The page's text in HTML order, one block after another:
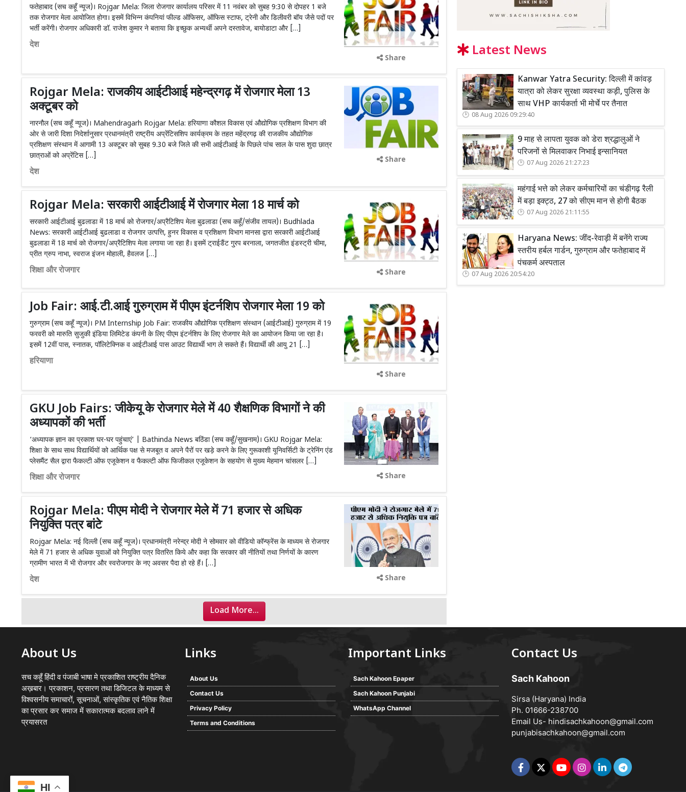
फतेहाबाद (सच कहूँ न्यूज)। Rojgar Mela: जिला रोजगार कार्यालय परिसर में 11 नवंबर को सुबह 9:30 से दोपहर 1 बजे
तक रोजगार मेला आयोजित होगा। इसमें विभिन्न कंपनियां फील्ड ऑफिसर, ऑफिस स्टाफ, ट्रेनी और डिलीवरी बॉय जैसे पदों पर
भर्ती करेंगी। रोजगार अधिकारी डॉ. राजेश कुमार ने बताया कि इच्छुक अभ्यर्थी अपने दस्तावेज, बायोडाटा और […]
देश
Share
Rojgar Mela: राजकीय आईटीआई महेन्द्रगढ़ में रोजगार मेला 13
अक्टूबर को
नारनौल (सच कहूँ न्यूज)। Mahendragarh Rojgar Mela: हरियाणा कौशल विकास एवं औद्योगिक प्रशिक्षण विभाग की
ओर से जारी दिशा निदेर्शानुसार प्रधानमंत्री राष्ट्रीय अप्रेंटिसशिप कार्यक्रम के तहत महेंद्रगढ़ की राजकीय औद्योगिक
प्रशिक्षण संस्थान में आगामी 13 अक्टूबर को सुबह 9.30 बजे जिले की सभी आईटीआई के पिछले पांच साल के पास शुदा छात्र
छात्राओं को अप्रेंटिस […]
देश
Share
Rojgar Mela: सरकारी आईटीआई में रोजगार मेला 18 मार्च को
सरकारी आईटीआई बुढलाडा में 18 मार्च को रोजगार/अप्रैटिशिप मेला बुढलाडा (सच कहूँ/संजीव तायल)। Budhlada
News: सरकारी आईटीआई बुढलाडा व रोजगार उत्पत्ति, हुनर विकास व प्रशिक्षण विभाग मानसा द्वारा सरकारी आईटीआई
बुढलाडा में 18 मार्च को रोजगार/अप्रैटिशिप मेला लगाया जा रहा है। इसमें ट्राईडैंट गु्रप बरनाला, जगतजीत इंडस्ट्री चीमा,
प्रीत ग्रुप नाभा, स्वराज इंजन मोहाली, हैवलज […]
शिक्षा और रोजगार Share
Job Fair: आई.टी.आई गुरुग्राम में पीएम इंटर्नशिप रोजगार मेला 19 को
गुरुग्राम (सच कहूँ न्यूज)। PM Internship Job Fair: राजकीय औद्योगिक प्रशिक्षण संस्थान (आईटीआई) गुरुग्राम में 19
फरवरी को मारुति सुजुकी इंडिया लिमिटेड कंपनी के लिए पीएम इंटर्नशिप के लिए रोजगार मेले का आयोजन किया जा रहा है।
इसमें 12वीं पास, स्नातक, पॉलिटेक्निक व आईटीआई पास आउट विद्यार्थी भाग ले सकते हैं। विद्यार्थी की आयु 21 […]
हरियाणा
Share
GKU Job Fairs: जीकेयू के रोजगार मेले में 40 शैक्षणिक विभागों ने की
अध्यापकों की भर्ती
‘अध्यापक ज्ञान का प्रकाश घर-घर पहुंचाएं’ | Bathinda News बठिंडा (सच कहूँ/सुखनाम)। GKU Rojgar Mela:
शिक्षा के साथ साथ विद्यार्थियों को आर्थिक पक्ष से मजबूत व अपने पैरों पर खड़े करने के लिए गुरूकाशी यूनिवर्सिटी के ट्रेनिंग एंड
प्लेसमैंट सैल द्वारा फैकल्टी ऑफ एजूकेशन व फैकल्टी ऑफ फिजीकल एजूकेशन के सहयोग से मुख्य मेहमान चांसलर […]
शिक्षा और रोजगार Share
Rojgar Mela: पीएम मोदी ने रोजगार मेले में 71 हजार से अधिक
नियुक्ति पत्र बांटे
Rojgar Mela: नई दिल्ली (सच कहूँ न्यूज)। प्रधानमंत्री नरेन्द्र मोदी ने सोमवार को वीडियो कॉन्फ्रेंस के माध्यम से रोजगार
मेले में 71 हजार से अधिक युवाओं को नियुक्ति पत्र वितरित किये और कहा कि सरकार की नीतियों तथा निर्णयों के कारण
ग्रामीण भारत में भी रोजगार और स्वरोजगार के नए अवसर पैदा हो रहे हैं। […]
देश Share
Load More...
Latest News
Kanwar Yatra Security: दिल्ली में कांवड़
यात्रा को लेकर सुरक्षा व्यवस्था कड़ी, पुलिस के
साथ VHP कार्यकर्ता भी मोर्चे पर तैनात
08 Aug 2026 09:29:40
9 माह से लापता युवक को डेरा श्रद्धालुओं ने
परिजनों से मिलवाकर निभाई इन्सानियत
07 Aug 2026 21:27:23
महंगाई भत्ते को लेकर कर्मचारियों का चंडीगढ़ रैली
में बड़ा इक्ट्ठ, 27 को सीएम मान से होगी बैठक
07 Aug 2026 21:11:55
Haryana News: जींद-रेवाड़ी में बनेंगे राज्य
स्तरीय हर्बल गार्डन, गुरुग्राम और फतेहाबाद में
पंचकर्म अस्पताल
07 Aug 2026 20:54:20
About Us
सच कहूँ हिंदी व पंजाबी भाषा मे प्रकाशित राष्ट्रीय दैनिक
अख़बार। प्रकाशन, प्रसारण तथा डिजिटल के माध्यम से
विश्वसनीय समाचारों, सूचनाओं, सांस्कृतिक एवं नैतिक शिक्षा
का प्रसार कर समाज में सकारात्मक बदलाव लाने में
प्रयासरत
Links
About Us
Contact Us
Privacy Policy
Terms and Conditions
Important Links
Sach Kahoon Epaper
Sach Kahoon Punjabi
WhatsApp Channel
Contact Us
Sach Kahoon
Sirsa (Haryana) India
Ph. 01666-238700
Email Us- hindisachkahoon@gmail.com
punjabisachkahoon@gmail.com
HI